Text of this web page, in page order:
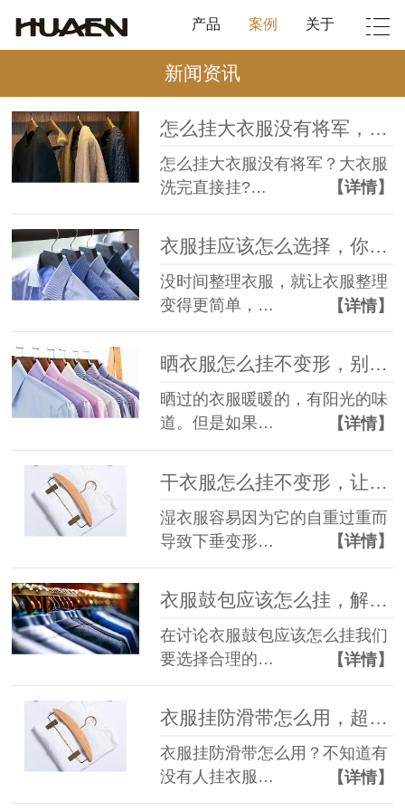
产品 案例 关于
新闻资讯
怎么挂大衣服没有将军，告别变形! 告别将军肩!【华恩衣架】
怎么挂大衣服没有将军？大衣服
洗完直接挂?…
【详情】
衣服挂应该怎么选择，你选对了吗【华恩衣架】
没时间整理衣服，就让衣服整理
变得更简单，…
【详情】
晒衣服怎么挂不变形，别让阳光成为悲伤【华恩衣架】
晒过的衣服暖暖的，有阳光的味
道。但是如果…
【详情】
干衣服怎么挂不变形，让人头疼的事【华恩衣架】
湿衣服容易因为它的自重过重而
导致下垂变形…
【详情】
衣服鼓包应该怎么挂，解决难缠问题【华恩衣架】
在讨论衣服鼓包应该怎么挂我们
要选择合理的…
【详情】
衣服挂防滑带怎么用，超实用的小工具【华恩衣架】
衣服挂防滑带怎么用？不知道有
没有人挂衣服…
【详情】